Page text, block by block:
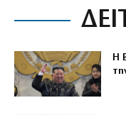
Η